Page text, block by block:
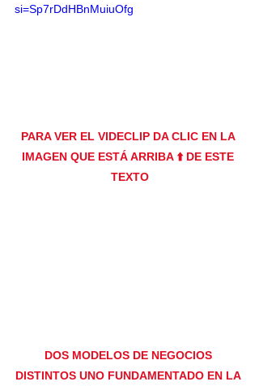
si=Sp7rDdHBnMuiuOfg
PARA VER EL VIDECLIP DA CLIC EN LA
IMAGEN QUE ESTÁ ARRIBA ⬆️ DE ESTE
TEXTO
DOS MODELOS DE NEGOCIOS
DISTINTOS UNO FUNDAMENTADO EN LA